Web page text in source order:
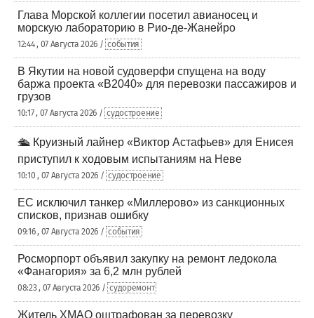
Глава Морской коллегии посетил авианосец и
морскую лабораторию в Рио-де-Жанейро
12:44 , 07 Августа 2026 / события
В Якутии на новой судоверфи спущена на воду
баржа проекта «В2040» для перевозки пассажиров и
грузов
10:17 , 07 Августа 2026 / судостроение
🛳️ Круизный лайнер «Виктор Астафьев» для Енисея
приступил к ходовым испытаниям на Неве
10:10 , 07 Августа 2026 / судостроение
ЕС исключил танкер «Миллерово» из санкционных
списков, признав ошибку
09:16 , 07 Августа 2026 / события
Росморпорт объявил закупку на ремонт ледокола
«Фанагория» за 6,2 млн рублей
08:23 , 07 Августа 2026 / судоремонт
Житель ХМАО оштрафован за перевозку